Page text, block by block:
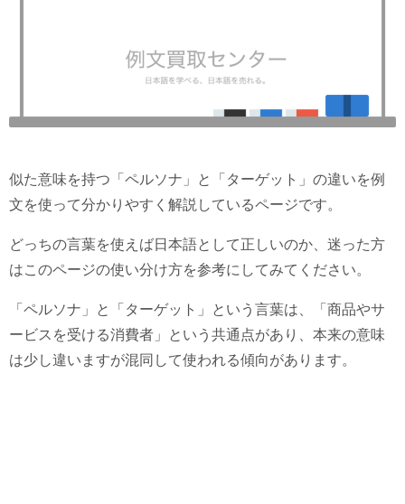
似た意味を持つ「ペルソナ」と「ターゲット」の違いを例
文を使って分かりやすく解説しているページです。
どっちの言葉を使えば日本語として正しいのか、迷った方
はこのページの使い分け方を参考にしてみてください。
「ペルソナ」と「ターゲット」という言葉は、「商品やサ
ービスを受ける消費者」という共通点があり、本来の意味
は少し違いますが混同して使われる傾向があります。